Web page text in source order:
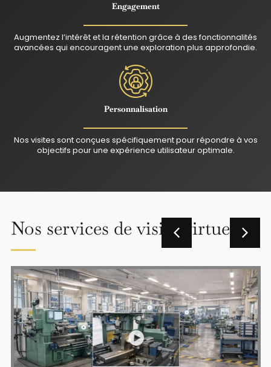
Engagement
Augmentez l’intérêt et la rétention grâce à des fonctionnalités
avancées qui encouragent une exploration plus approfondie.
Personnalisation
Nos visites sont conçues spécifiquement pour répondre à vos
objectifs pour une expérience utilisateur optimale.
Nos services de visite virtuelle